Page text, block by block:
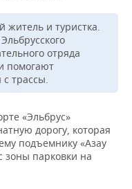
житель и туристка.
отряда
помогают
трассы.
«Эльбрус»
дорогу, которая
подъемнику «Азау
парковки на